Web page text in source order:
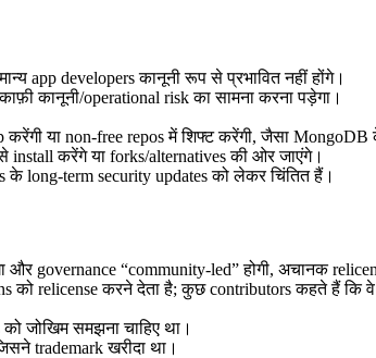
app developers कानूनी रूप से प्रभावित नहीं होंगे।
कानूनी/operational risk का सामना करना पड़ेगा।
या non-free repos में शिफ्ट करेंगी, जैसा
install करेंगे या forks/alternatives की ओर जाएंगे।
long-term security updates को लेकर चिंतित हैं।
और governance “community-led” होगी, अचानक
को relicense करने देता है; कुछ contributors कहते हैं कि वे
जोखिम समझना चाहिए था।
trademark खरीदा था।